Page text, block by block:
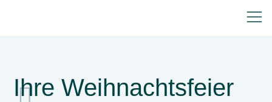
Ihre Weihnachtsfeier